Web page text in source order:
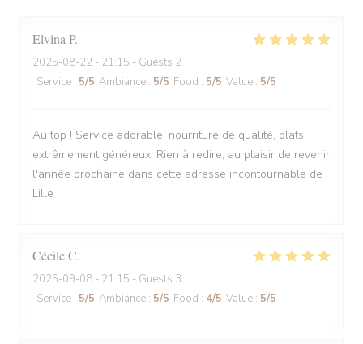
Elvina P
2025-08-22 - 21:15 - Guests 2
Service : 5/5 Ambiance : 5/5 Food : 5/5 Value : 5/5
Au top ! Service adorable, nourriture de qualité, plats
extrêmement généreux. Rien à redire, au plaisir de revenir
l'année prochaine dans cette adresse incontournable de
Lille !
CécileC
2025-09-08 - 21:15 - Guests 3
Service : 5/5 Ambiance : 5/5 Food : 4/5 Value : 5/5